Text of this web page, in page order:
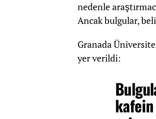
nedenle
Ancak bulgular,
Granada
yer verildi:
kafein